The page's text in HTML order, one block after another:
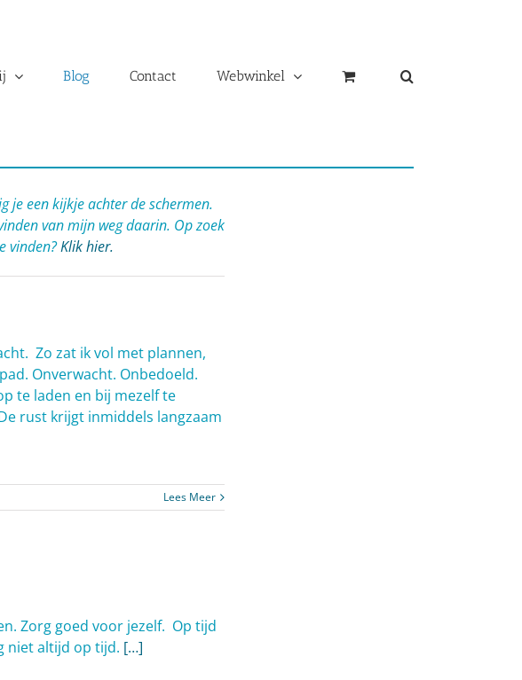
Blog Contact Webwinkel
je een kijkje achter de schermen.
van mijn weg daarin. Op zoek
vinden?Klik hier.
Zo zat ik vol met plannen,
Onverwacht. Onbedoeld.
te laden en bij mezelf te
rust krijgt inmiddels langzaam
Lees Meer
Zorg goed voor jezelf. Op tijd
niet altijd op tijd. […]